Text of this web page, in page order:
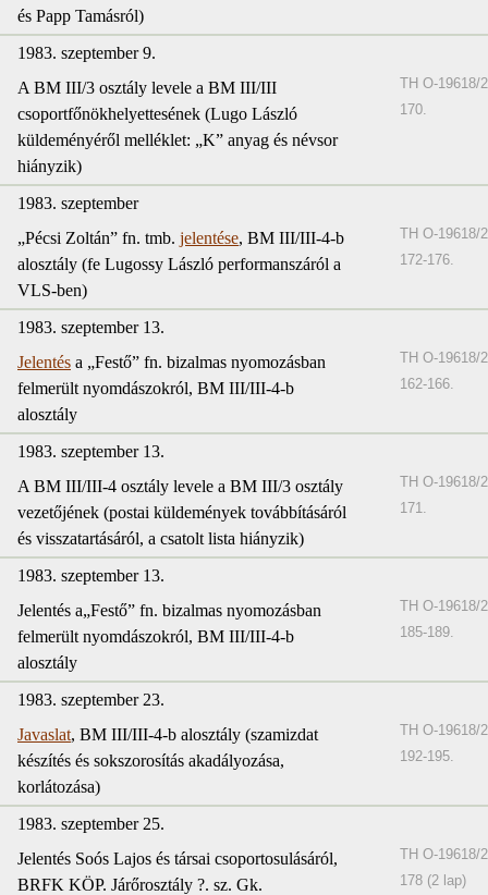
és Papp Tamásról)
1983. szeptember 9.
A BM III/3 osztály levele a BM III/III
csoportfőnökhelyettesének (Lugo László
küldeményéről melléklet: „K” anyag és névsor
hiányzik)
TH O-19618/2
170.
1983. szeptember
„Pécsi Zoltán” fn. tmb. jelentése, BM III/III-4-b
alosztály (fe Lugossy László performanszáról a
VLS-ben)
TH O-19618/2
172-176.
1983. szeptember 13.
Jelentés a „Festő” fn. bizalmas nyomozásban
felmerült nyomdászokról, BM III/III-4-b
alosztály
TH O-19618/2
162-166.
1983. szeptember 13.
A BM III/III-4 osztály levele a BM III/3 osztály
vezetőjének (postai küldemények továbbításáról
és visszatartásáról, a csatolt lista hiányzik)
TH O-19618/2
171.
1983. szeptember 13.
Jelentés a„Festő” fn. bizalmas nyomozásban
felmerült nyomdászokról, BM III/III-4-b
alosztály
TH O-19618/2
185-189.
1983. szeptember 23.
Javaslat, BM III/III-4-b alosztály (szamizdat
készítés és sokszorosítás akadályozása,
korlátozása)
TH O-19618/2
192-195.
1983. szeptember 25.
Jelentés Soós Lajos és társai csoportosulásáról,
BRFK KÖP. Járőrosztály ?. sz. Gk.
TH O-19618/2
178 (2 lap)